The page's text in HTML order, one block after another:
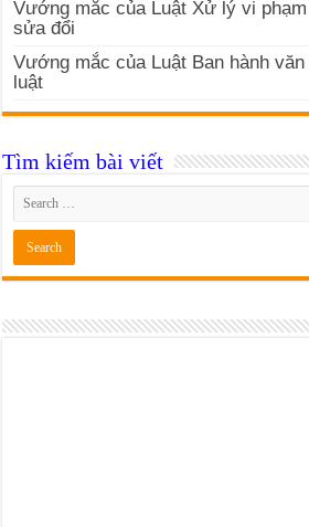
Vướng mắc của Luật Xử lý vi
sửa đổi
Vướng mắc của Luật Ban hành
luật
Tìm kiếm bài viết